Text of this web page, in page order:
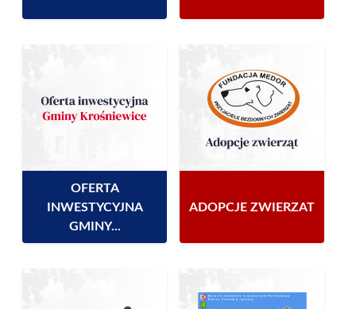
OFERTA
INWESTYCYJNA
GMINY...
ADOPCJE ZWIERZAT